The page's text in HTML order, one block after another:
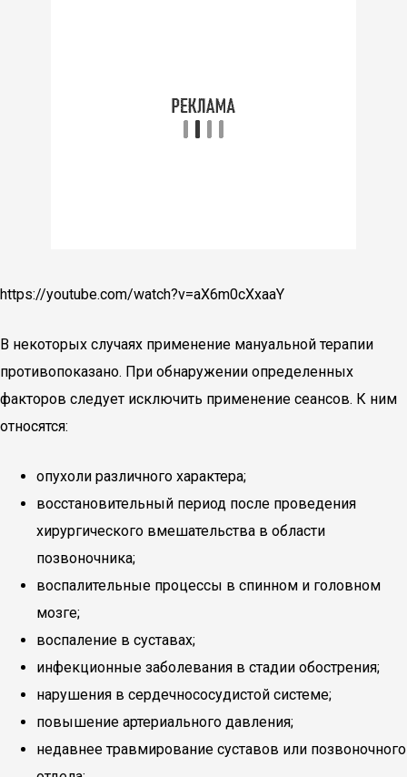
https://youtube.com/watch?v=aX6m0cXxaaY
В некоторых случаях применение мануальной терапии
противопоказано. При обнаружении определенных
факторов следует исключить применение сеансов. К ним
относятся:
опухоли различного характера;
восстановительный период после проведения
хирургического вмешательства в области
позвоночника;
воспалительные процессы в спинном и головном
мозге;
воспаление в суставах;
инфекционные заболевания в стадии обострения;
нарушения в сердечнососудистой системе;
повышение артериального давления;
недавнее травмирование суставов или позвоночного